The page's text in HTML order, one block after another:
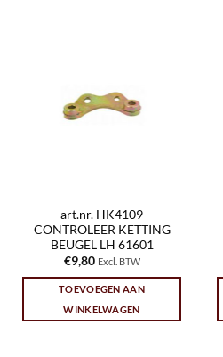
art.nr. HK4109
CONTROLEER KETTING
BEUGEL LH 61601
€9,80 Excl. BTW
TOEVOEGEN AAN
WINKELWAGEN